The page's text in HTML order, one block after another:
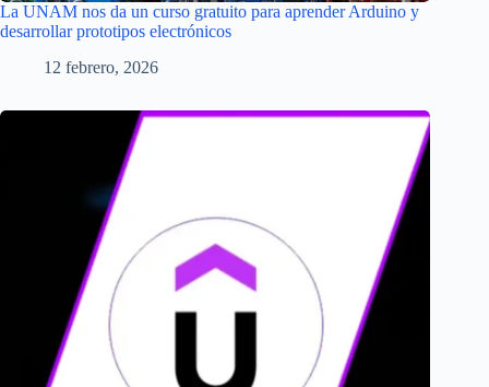
La UNAM nos da un curso gratuito para aprender Arduino y
desarrollar prototipos electrónicos
12 febrero, 2026